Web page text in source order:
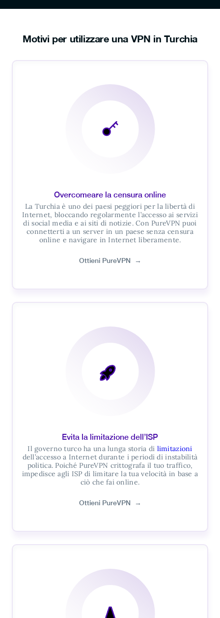
Motivi per utilizzare una VPN in Turchia
Overcomeare la censura online
La Turchia è uno dei paesi peggiori per la libertà di
Internet, bloccando regolarmente l’accesso ai servizi
di social media e ai siti di notizie. Con PureVPN puoi
connetterti a un server in un paese senza censura
online e navigare in Internet liberamente.
Ottieni PureVPN →
Evita la limitazione dell’ISP
Il governo turco ha una lunga storia di limitazioni
dell’accesso a Internet durante i periodi di instabilità
politica. Poiché PureVPN crittografa il tuo traffico,
impedisce agli ISP di limitare la tua velocità in base a
ciò che fai online.
Ottieni PureVPN →